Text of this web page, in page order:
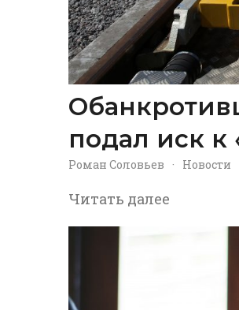
подал иск к
Роман Соловьев · Новости
Читать далее